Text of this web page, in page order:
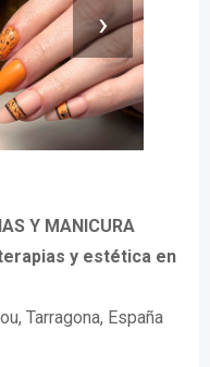
›
Y MANICURA
y estética en
Tarragona, España